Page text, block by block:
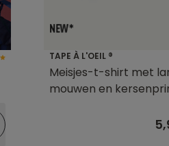
TAPE À L'OEIL ®
Meisjes-t-shirt met
mouwen en